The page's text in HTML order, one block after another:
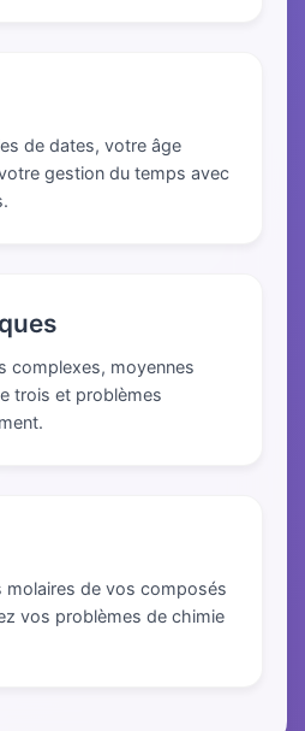
de dates, votre âge
gestion du temps avec
complexes, moyennes
trois et problèmes
molaires de vos composés
vos problèmes de chimie